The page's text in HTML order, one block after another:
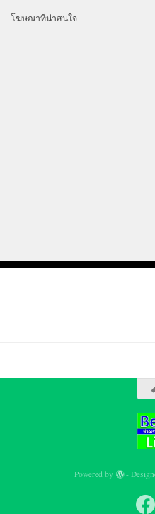
โฆษณาที่น่าสนใจ
Powered by -